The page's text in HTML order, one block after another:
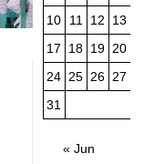
10
11 12 13
17
18 19 20
24 25 26 27
31
« Jun